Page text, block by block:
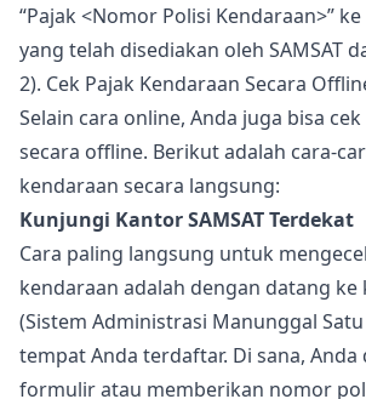
“Pajak <Nomor Polisi Kendaraan>”
yang telah disediakan oleh SAMSAT
2). Cek Pajak Kendaraan Secara
Selain cara online, Anda juga bisa
secara offline. Berikut adalah cara-
kendaraan secara langsung:
Kunjungi Kantor SAMSAT Terdekat
Cara paling langsung untuk
kendaraan adalah dengan datang ke
(Sistem Administrasi Manunggal
tempat Anda terdaftar. Di sana, Anda
formulir atau memberikan nomor